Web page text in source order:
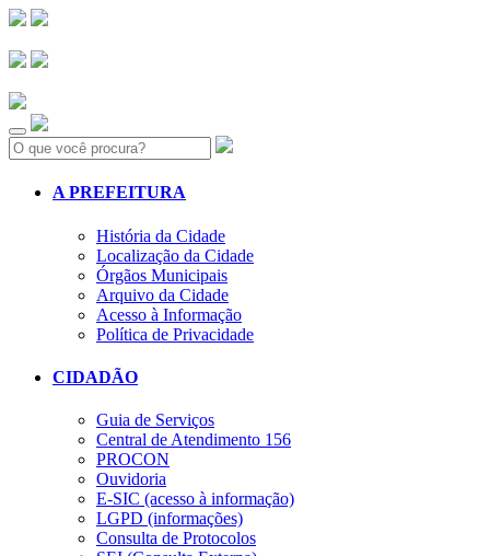
Search:
A PREFEITURA
História da Cidade
Localização da Cidade
Órgãos Municipais
Arquivo da Cidade
Acesso à Informação
Política de Privacidade
CIDADÃO
Guia de Serviços
Central de Atendimento 156
PROCON
Ouvidoria
E-SIC (acesso à informação)
LGPD (informações)
Consulta de Protocolos